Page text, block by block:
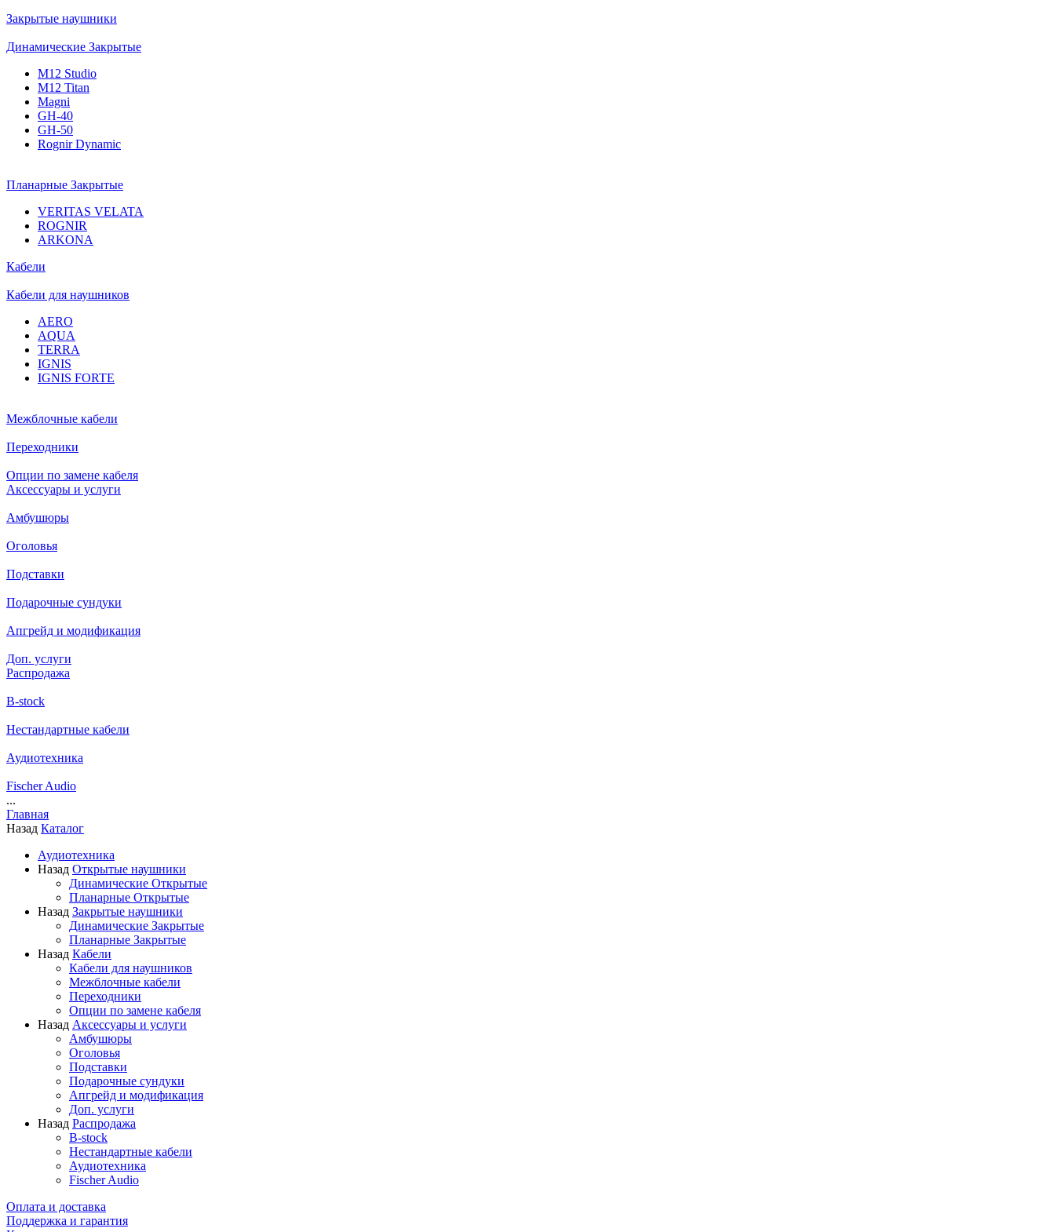
Закрытые наушники
Динамические Закрытые
M12 Studio
M12 Titan
Magni
GH-40
GH-50
Rognir Dynamic
Планарные Закрытые
VERITAS VELATA
ROGNIR
ARKONA
Кабели
Кабели для наушников
AERO
AQUA
TERRA
IGNIS
IGNIS FORTE
Межблочные кабели
Переходники
Опции по замене кабеля
Аксессуары и услуги
Амбушюры
Оголовья
Подставки
Подарочные сундуки
Апгрейд и модификация
Доп. услуги
Распродажа
B-stock
Нестандартные кабели
Аудиотехника
Fischer Audio
...
Главная
Назад Каталог
Аудиотехника
Назад Открытые наушники
Динамические Открытые
Планарные Открытые
Назад Закрытые наушники
Динамические Закрытые
Планарные Закрытые
Назад Кабели
Кабели для наушников
Межблочные кабели
Переходники
Опции по замене кабеля
Назад Аксессуары и услуги
Амбушюры
Оголовья
Подставки
Подарочные сундуки
Апгрейд и модификация
Доп. услуги
Назад Распродажа
B-stock
Нестандартные кабели
Аудиотехника
Fischer Audio
Оплата и доставка
Поддержка и гарантия